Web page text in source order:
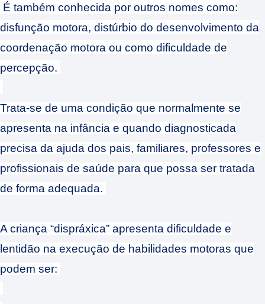
É também conhecida por outros nomes como:
disfunção motora, distúrbio do desenvolvimento da
coordenação motora ou como dificuldade de
percepção.
Trata-se de uma condição que normalmente se
apresenta na infância e quando diagnosticada
precisa da ajuda dos pais, familiares, professores e
profissionais de saúde para que possa ser tratada
de forma adequada.
A criança “dispráxica” apresenta dificuldade e
lentidão na execução de habilidades motoras que
podem ser: